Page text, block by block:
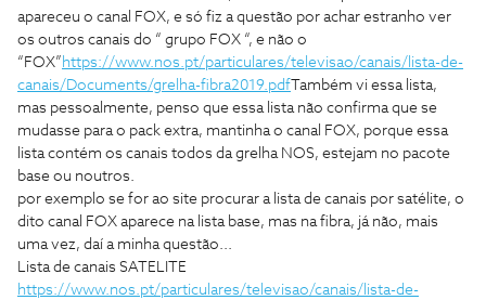
apareceu o canal FOX, e só fiz a questão por achar estranho ver
os outros canais do “ grupo FOX “, e não o
“FOX” https://www.nos.pt/particulares/televisao/canais/lista-de-
canais/Documents/grelha-fibra2019.pdf Também vi essa lista,
mas pessoalmente, penso que essa lista não confirma que se
mudasse para o pack extra, mantinha o canal FOX, porque essa
lista contém os canais todos da grelha NOS, estejam no pacote
base ou noutros.
por exemplo se for ao site procurar a lista de canais por satélite, o
dito canal FOX aparece na lista base, mas na fibra, já não, mais
uma vez, daí a minha questão...
Lista de canais SATELITE
https://www.nos.pt/particulares/televisao/canais/lista-de-